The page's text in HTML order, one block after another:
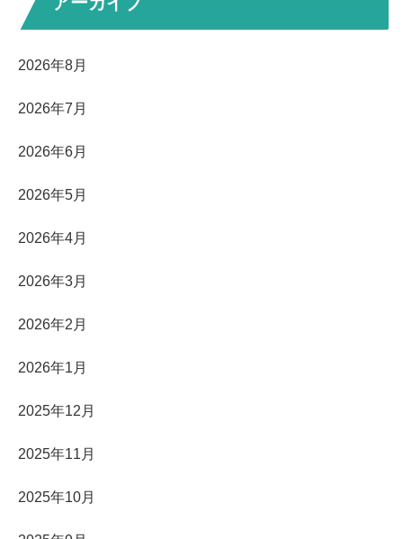
2026年8月
2026年7月
2026年6月
2026年5月
2026年4月
2026年3月
2026年2月
2026年1月
2025年12月
2025年11月
2025年10月